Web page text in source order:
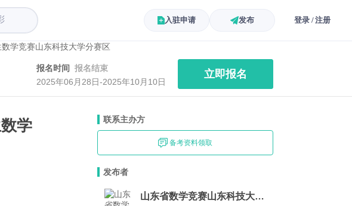
入驻申请 发布 登录 / 注册
报名时间 报名结束
2025年06月28日-2025年10月10日
立即报名
学
联系主办方
备考资料领取
发布者
山东省数学竞赛山东科技大学组委会